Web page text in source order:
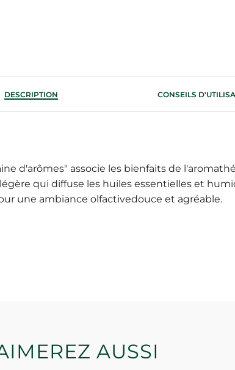
DESCRIPTION CONSEILS
d'arômes" associe les bienfaits de
qui diffuse les huiles essentielles et
une ambiance olfactivedouce et agréable.
AUSSI